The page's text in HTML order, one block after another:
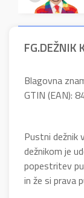
FG.DEŽNIK
Blagovna
GTIN (EAN):
Pustni dežnik
dežnikom je
popestritev
in že si prava